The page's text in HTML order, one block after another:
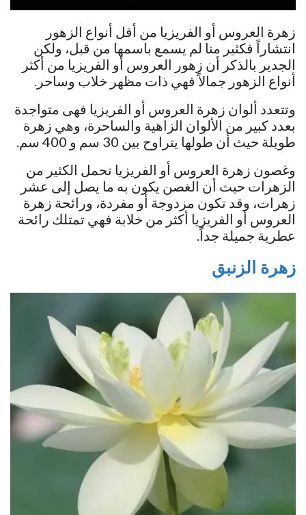
زهرة العروس أو الفريزيا من أقل أنواع الزهور
انتشاراً فكثير منا لم يسمع باسمها من قبل، ولكن
الجدير بالذكر أن زهور العروس أو الفريزيا من أكثر
أنواع الزهور جمالاً فهي ذات مظهر خلاب وساحر.
وتتعدد ألوان زهرة العروس أو الفريزيا فهى متواجدة
بعدد كبير من الألوان الزاهية والساحرة، وهي زهرة
طويلة حيث أن طولها يتراوح بين 30 سم و 400 سم.
وغصون زهرة العروس أو الفريزيا تحمل الكثير من
الزهرات حيث أن الغصن يكون به ما يصل إلى عشر
زهرات، وقد تكون مزدوجة أو مفردة، ورائحة زهرة
العروس أو الفريزيا أكثر من خلابة فهي تمتلك رائحة
عطرية جميلة جداً.
زهرة الزنبق